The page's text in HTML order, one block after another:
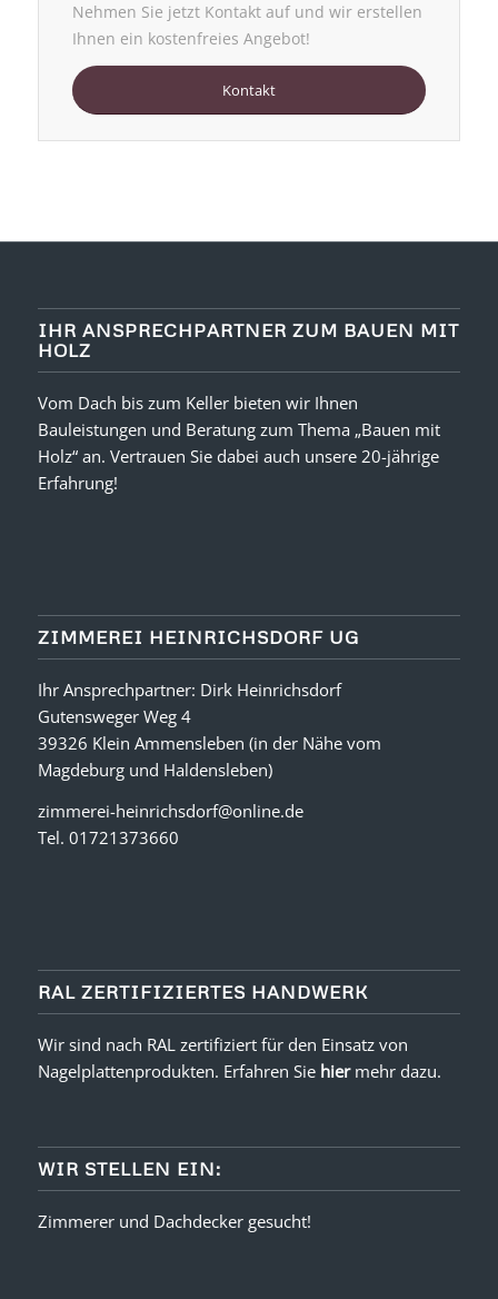
Nehmen Sie jetzt Kontakt auf und wir erstellen
Ihnen ein kostenfreies Angebot!
Kontakt
IHR ANSPRECHPARTNER ZUM BAUEN MIT
HOLZ
Vom Dach bis zum Keller bieten wir Ihnen
Bauleistungen und Beratung zum Thema „Bauen mit
Holz“ an. Vertrauen Sie dabei auch unsere 20-jährige
Erfahrung!
ZIMMEREI HEINRICHSDORF UG
Ihr Ansprechpartner: Dirk Heinrichsdorf
Gutensweger Weg 4
39326 Klein Ammensleben (in der Nähe vom
Magdeburg und Haldensleben)
zimmerei-heinrichsdorf@online.de
Tel. 01721373660
RAL ZERTIFIZIERTES HANDWERK
Wir sind nach RAL zertifiziert für den Einsatz von
Nagelplattenprodukten. Erfahren Sie hier mehr dazu.
WIR STELLEN EIN:
Zimmerer und Dachdecker gesucht!